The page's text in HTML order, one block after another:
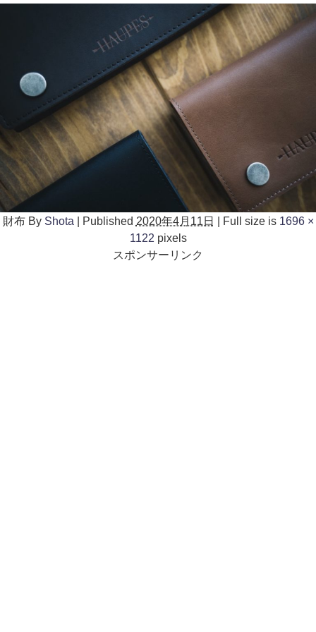
財布 By Shota Published 2020年4月11日 Full size is 1696 ×
1122 pixels
スポンサーリンク